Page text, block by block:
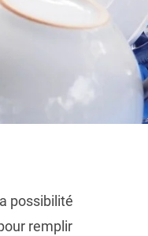
possibilité
remplir